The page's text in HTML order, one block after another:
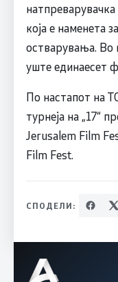
која е наменета
остварувања. Во
уште единаесет
По настапот на
турнеја на „17“
Jerusalem Film
Film Fest.
СПОДЕЛИ: